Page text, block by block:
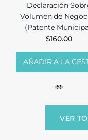
Declaración
Volumen de
(Patente
$160.00
AÑADIR A LA
VER